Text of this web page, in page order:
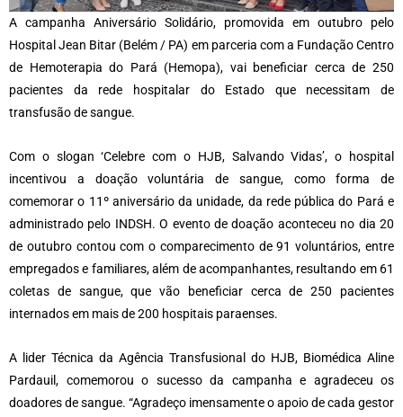
A campanha Aniversário Solidário, promovida em outubro pelo
Hospital Jean Bitar (Belém / PA) em parceria com a Fundação Centro
de Hemoterapia do Pará (Hemopa), vai beneficiar cerca de 250
pacientes da rede hospitalar do Estado que necessitam de
transfusão de sangue.
Com o slogan ‘Celebre com o HJB, Salvando Vidas’, o hospital
incentivou a doação voluntária de sangue, como forma de
comemorar o 11º aniversário da unidade, da rede pública do Pará e
administrado pelo INDSH. O evento de doação aconteceu no dia 20
de outubro contou com o comparecimento de 91 voluntários, entre
empregados e familiares, além de acompanhantes, resultando em 61
coletas de sangue, que vão beneficiar cerca de 250 pacientes
internados em mais de 200 hospitais paraenses.
A lider Técnica da Agência Transfusional do HJB, Biomédica Aline
Pardauil, comemorou o sucesso da campanha e agradeceu os
doadores de sangue. “Agradeço imensamente o apoio de cada gestor